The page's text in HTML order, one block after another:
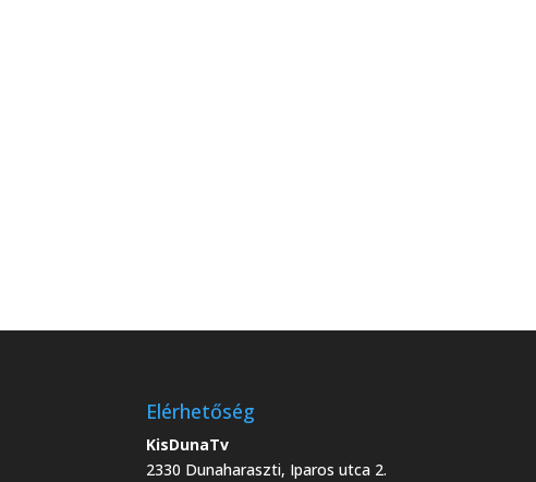
Elérhetőség
KisDunaTv
2330 Dunaharaszti, Iparos utca 2.